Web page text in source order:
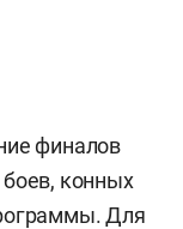
финалов
конных
Для